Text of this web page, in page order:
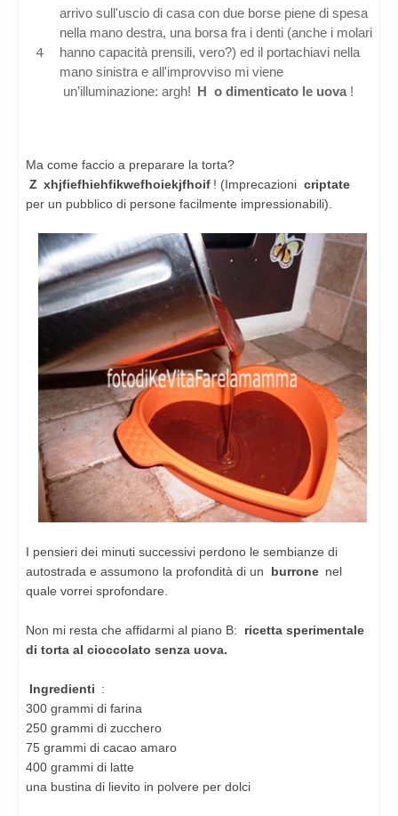
arrivo sull'uscio di casa con due borse piene di spesa
nella mano destra, una borsa fra i denti (anche i molari
hanno capacità prensili, vero?) ed il portachiavi nella
mano sinistra e all'improvviso mi viene
un’illuminazione: argh! H o dimenticato le uova !
Ma come faccio a preparare la torta?
Z xhjfiefhiehfikwefhoiekjfhoif ! (Imprecazioni criptate
per un pubblico di persone facilmente impressionabili).
I pensieri dei minuti successivi perdono le sembianze di
autostrada e assumono la profondità di un
burrone nel
quale vorrei sprofondare.
Non mi resta che affidarmi al piano B:
ricetta sperimentale
di torta al cioccolato senza uova.
Ingredienti :
300 grammi di farina
250 grammi di zucchero
75 grammi di cacao amaro
400 grammi di latte
una bustina di lievito in polvere per dolci